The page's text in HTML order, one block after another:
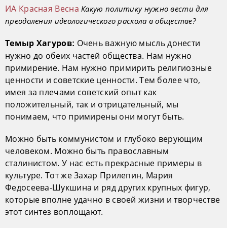
ИА Красная Весна Какую политику нужно вести для
преодоления идеологического раскола в обществе?
Темыр Хагуров: Очень важную мысль донести
нужно до обеих частей общества. Нам нужно
примирение. Нам нужно примирить религиозные
ценности и советские ценности. Тем более что,
имея за плечами советский опыт как
положительный, так и отрицательный, мы
понимаем, что примирены они могут быть.
Можно быть коммунистом и глубоко верующим
человеком. Можно быть православным
сталинистом. У нас есть прекрасные примеры в
культуре. Тот же Захар Прилепин, Мария
Федосеева-Шукшина и ряд других крупных фигур,
которые вполне удачно в своей жизни и творчестве
этот синтез воплощают.